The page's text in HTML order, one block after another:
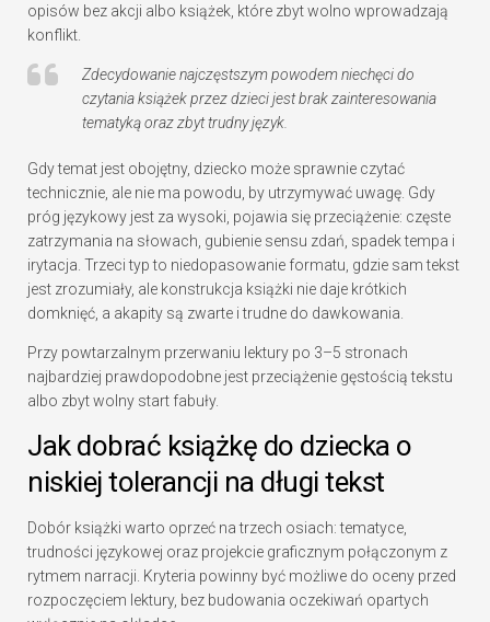
opisów bez akcji albo książek, które zbyt wolno wprowadzają
konflikt.
Zdecydowanie najczęstszym powodem niechęci do
czytania książek przez dzieci jest brak zainteresowania
tematyką oraz zbyt trudny język.
Gdy temat jest obojętny, dziecko może sprawnie czytać
technicznie, ale nie ma powodu, by utrzymywać uwagę. Gdy
próg językowy jest za wysoki, pojawia się przeciążenie: częste
zatrzymania na słowach, gubienie sensu zdań, spadek tempa i
irytacja. Trzeci typ to niedopasowanie formatu, gdzie sam tekst
jest zrozumiały, ale konstrukcja książki nie daje krótkich
domknięć, a akapity są zwarte i trudne do dawkowania.
Przy powtarzalnym przerwaniu lektury po 3–5 stronach
najbardziej prawdopodobne jest przeciążenie gęstością tekstu
albo zbyt wolny start fabuły.
Jak dobrać książkę do dziecka o
niskiej tolerancji na długi tekst
Dobór książki warto oprzeć na trzech osiach: tematyce,
trudności językowej oraz projekcie graficznym połączonym z
rytmem narracji. Kryteria powinny być możliwe do oceny przed
rozpoczęciem lektury, bez budowania oczekiwań opartych